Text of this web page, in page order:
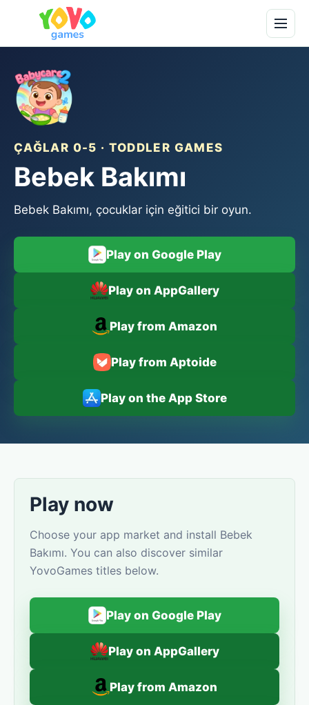
ÇAĞLAR 0-5 · TODDLER GAMES
Bebek Bakımı
Bebek Bakımı, çocuklar için eğitici bir oyun.
Play on Google Play
Play on AppGallery
Play from Amazon
Play from Aptoide
Play on the App Store
Play now
Choose your app market and install Bebek
Bakımı. You can also discover similar
YovoGames titles below.
Play on Google Play
Play on AppGallery
Play from Amazon